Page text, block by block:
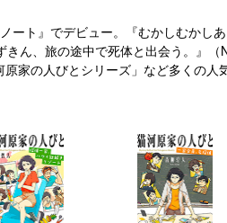
ト』でデビュー。『むかしむかし
ん、旅の途中で死体と出会う。』
の人びとシリーズ」など多くの人